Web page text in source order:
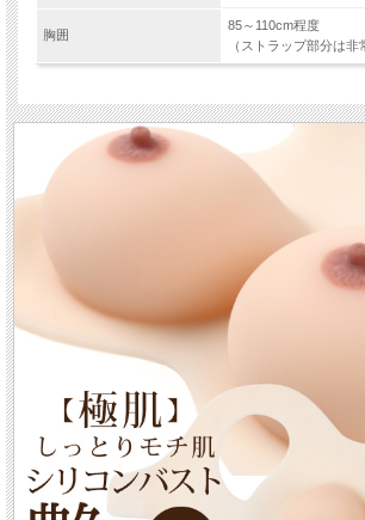
胸囲
85～110cm程度
（ストラップ部分は非